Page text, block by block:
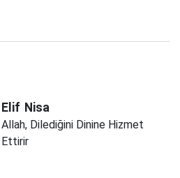
Elif Nisa
Allah, Dilediğini Dinine Hizmet
Ettirir